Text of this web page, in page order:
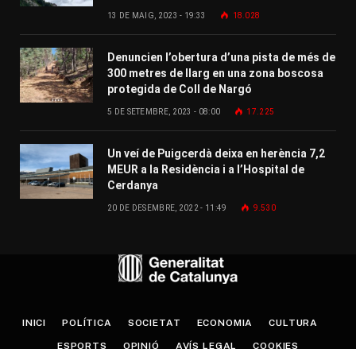
13 DE MAIG, 2023 - 19:33 18.028
Denuncien l’obertura d’una pista de més de
300 metres de llarg en una zona boscosa
protegida de Coll de Nargó
5 DE SETEMBRE, 2023 - 08:00 17.225
Un veí de Puigcerdà deixa en herència 7,2
MEUR a la Residència i a l’Hospital de
Cerdanya
20 DE DESEMBRE, 2022 - 11:49 9.530
INICI POLÍTICA SOCIETAT ECONOMIA CULTURA
ESPORTS OPINIÓ AVÍS LEGAL COOKIES